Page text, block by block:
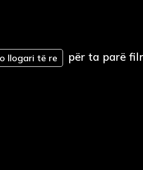
llogari të re për ta parë